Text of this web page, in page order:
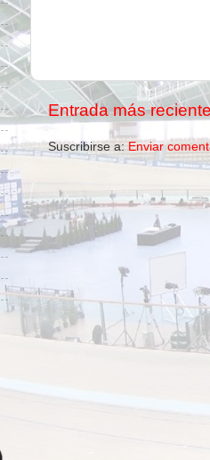
Entrada más
Suscribirse a: Enviar